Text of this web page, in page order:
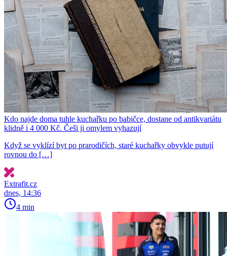
Kdo najde doma tuhle kuchařku po babičce, dostane od antikvariátu
klidně i 4 000 Kč. Češi ji omylem vyhazují
Když se vyklízí byt po prarodičích, staré kuchařky obvykle putují
rovnou do […]
Extrafit.cz
dnes, 14:36
4 min